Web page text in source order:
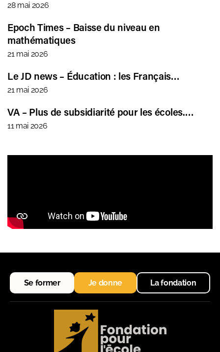
28 mai 2026
Epoch Times – Baisse du niveau en
mathématiques
21 mai 2026
Le JD news – Éducation : les Français…
21 mai 2026
VA – Plus de subsidiarité pour les écoles.…
11 mai 2026
Se former Je donne La fondation